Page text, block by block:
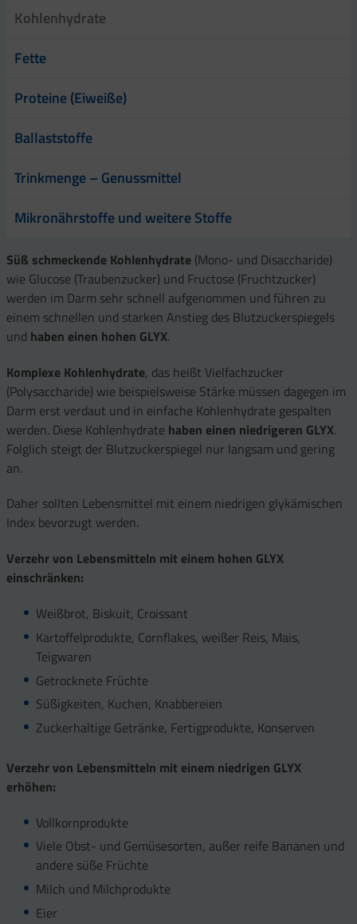
Kohlenhydrate
Fette
Proteine (Eiweiße)
Ballaststoffe
Trinkmenge – Genussmittel
Mikronährstoffe und weitere Stoffe
Süß schmeckende Kohlenhydrate (Mono- und Disaccharide)
wie Glucose (Traubenzucker) und Fructose (Fruchtzucker)
werden im Darm sehr schnell aufgenommen und führen zu
einem schnellen und starken Anstieg des Blutzuckerspiegels
und haben einen hohen GLYX.
Komplexe Kohlenhydrate, das heißt Vielfachzucker
(Polysaccharide) wie beispielsweise Stärke müssen dagegen im
Darm erst verdaut und in einfache Kohlenhydrate gespalten
werden. Diese Kohlenhydrate haben einen niedrigeren GLYX.
Folglich steigt der Blutzuckerspiegel nur langsam und gering
an.
Daher sollten Lebensmittel mit einem niedrigen glykämischen
Index bevorzugt werden.
Verzehr von Lebensmitteln mit einem hohen GLYX
einschränken:
Weißbrot, Biskuit, Croissant
Kartoffelprodukte, Cornflakes, weißer Reis, Mais,
Teigwaren
Getrocknete Früchte
Süßigkeiten, Kuchen, Knabbereien
Zuckerhaltige Getränke, Fertigprodukte, Konserven
Verzehr von Lebensmitteln mit einem niedrigen GLYX
erhöhen:
Vollkornprodukte
Viele Obst- und Gemüsesorten, außer reife Bananen und
andere süße Früchte
Milch und Milchprodukte
Eier